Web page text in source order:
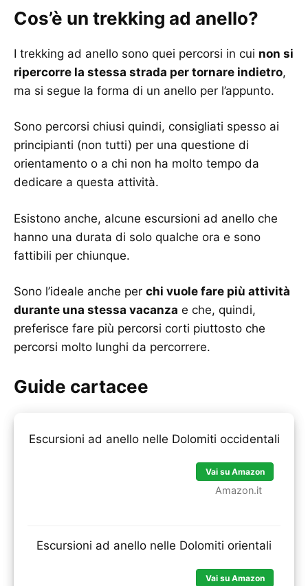
Cos’è un trekking ad anello?
I trekking ad anello sono quei percorsi in cui non si
ripercorre la stessa strada per tornare indietro,
ma si segue la forma di un anello per l’appunto.
Sono percorsi chiusi quindi, consigliati spesso ai
principianti (non tutti) per una questione di
orientamento o a chi non ha molto tempo da
dedicare a questa attività.
Esistono anche, alcune escursioni ad anello che
hanno una durata di solo qualche ora e sono
fattibili per chiunque.
Sono l’ideale anche per chi vuole fare più attività
durante una stessa vacanza e che, quindi,
preferisce fare più percorsi corti piuttosto che
percorsi molto lunghi da percorrere.
Guide cartacee
Escursioni ad anello nelle Dolomiti occidentali
Vai su Amazon
Amazon.it
Escursioni ad anello nelle Dolomiti orientali
Vai su Amazon